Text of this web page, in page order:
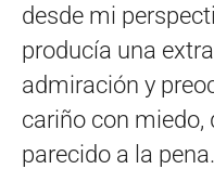
desde mi
producía una
admiración y
cariño con miedo,
parecido a la